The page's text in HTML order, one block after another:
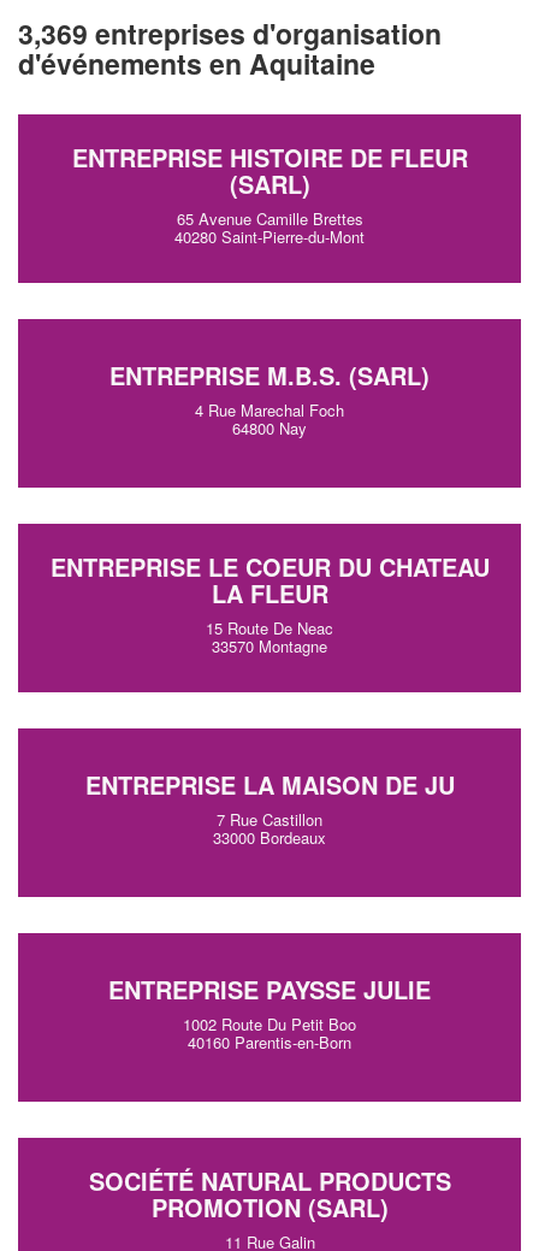
3,369 entreprises d'organisation
d'événements en Aquitaine
ENTREPRISE HISTOIRE DE FLEUR
(SARL)
65 Avenue Camille Brettes
40280 Saint-Pierre-du-Mont
ENTREPRISE M.B.S. (SARL)
4 Rue Marechal Foch
64800 Nay
ENTREPRISE LE COEUR DU CHATEAU
LA FLEUR
15 Route De Neac
33570 Montagne
ENTREPRISE LA MAISON DE JU
7 Rue Castillon
33000 Bordeaux
ENTREPRISE PAYSSE JULIE
1002 Route Du Petit Boo
40160 Parentis-en-Born
SOCIÉTÉ NATURAL PRODUCTS
PROMOTION (SARL)
11 Rue Galin